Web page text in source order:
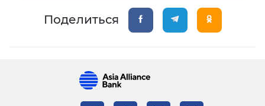
Поделиться